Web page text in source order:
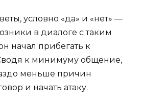
условно «да» и «нет» —
в диалоге с таким
начал прибегать к
к минимуму общение,
меньше причин
и начать атаку.